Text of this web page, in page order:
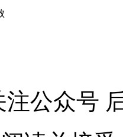
注公众号